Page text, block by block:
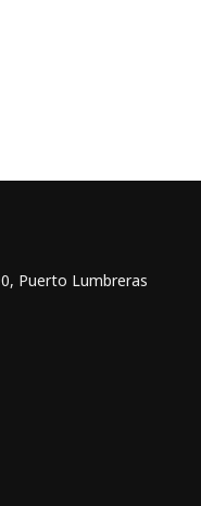
Puerto Lumbreras